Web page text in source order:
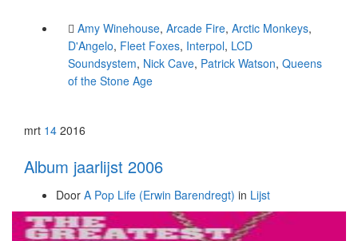
Amy Winehouse, Arcade Fire, Arctic Monkeys,
D'Angelo, Fleet Foxes, Interpol, LCD
Soundsystem, Nick Cave, Patrick Watson, Queens
of the Stone Age
mrt 14 2016
Album jaarlijst 2006
Door A Pop Life (Erwin Barendregt) in Lijst